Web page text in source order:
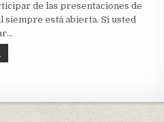
de las presentaciones de
siempre está abierta. Si usted
MÚSICA